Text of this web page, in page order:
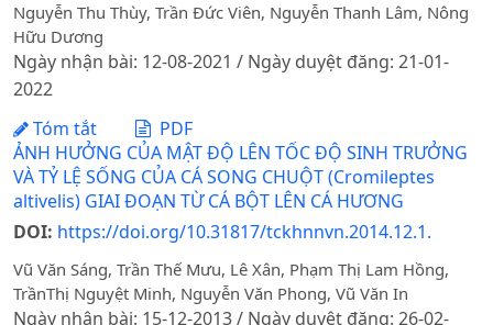
Nguyễn Thu Thùy, Trần Đức Viên, Nguyễn Thanh Lâm, Nông
Hữu Dương
Ngày nhận bài: 12-08-2021 / Ngày duyệt đăng: 21-01-
2022
Tóm tắt
PDF
ẢNH HƯỞNG CỦA MẬT ĐỘ LÊN TỐC ĐỘ SINH TRƯỞNG
VÀ TỶ LỆ SỐNG CỦA CÁ SONG CHUỘT (Cromileptes
altivelis) GIAI ĐOẠN TỪ CÁ BỘT LÊN CÁ HƯƠNG
DOI: https://doi.org/10.31817/tckhnnvn.2014.12.1.
Vũ Văn Sáng, Trần Thế Mưu, Lê Xân, Phạm Thị Lam Hồng,
TrầnThị Nguyệt Minh, Nguyễn Văn Phong, Vũ Văn In
Ngày nhận bài: 15-12-2013 / Ngày duyệt đăng: 26-02-